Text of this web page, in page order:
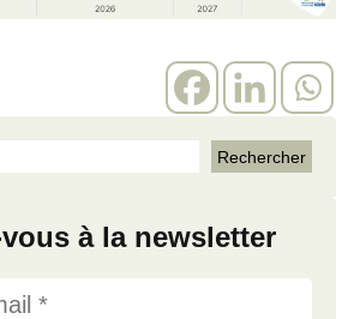
à la newsletter